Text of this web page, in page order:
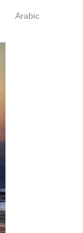
Arabic